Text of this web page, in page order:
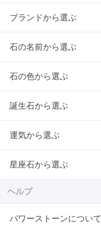
ブランドから選ぶ
石の名前から選ぶ
石の色から選ぶ
誕生石から選ぶ
運気から選ぶ
星座石から選ぶ
ヘルプ
パワーストーンについて